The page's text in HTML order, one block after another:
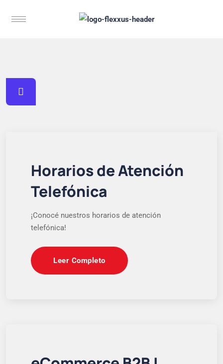
Horarios de Atención
Telefónica
¡Conocé nuestros horarios de atención
telefónica!
Leer Completo